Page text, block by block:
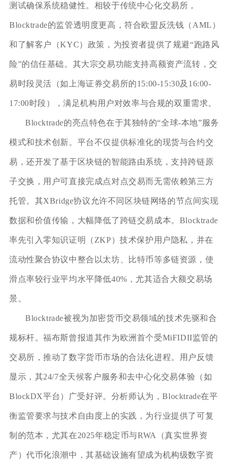
测试确保系统稳健性。相较于传统中心化交易所，
Blocktrade的监管透明度更高，符合欧盟反洗钱（AML）
和了解客户（KYC）政策，为投资者提供了规避“跑路风
险”的信任基础。其大宗交易功能支持高额资产流转，交
易时段灵活（如上海证券交易所的15:00-15:30及16:00-
17:00时段），满足机构用户对效率与合规的双重需求。
Blocktrade的亮点特色在于其独特的“全球-本地”服务
模式和技术创新。平台不仅提供标准化的现货与合约交
易，还开发了基于区块链的智能路由系统，支持跨链原
子交换，用户可直接完成点对点交易而无需依赖第三方
托管。其XBridge协议允许不同区块链网络的节点间实现
数据和价值传输，大幅降低了跨链交易成本。Blocktrade
率先引入零知识证明（ZKP）技术保护用户隐私，并在
流动性聚合协议中整合以太坊、比特币等多链资源，使
滑点率较行业平均水平降低40%，尤其适合大额交易场
景。
Blocktrade被视为加密货币交易领域的技术先驱和合
规标杆。福布斯曾报道其作为欧洲首个受MiFIDII监管的
交易所，推动了数字货币市场的合法化进程。用户反馈
显示，其24/7全天候客户服务和去中心化交易体验（如
BlockDX平台）广受好评。分析师认为，Blocktrade在平
衡监管要求与技术自由度上的实践，为行业提供了可复
制的范本，尤其在2025年稳定币与RWA（真实世界资
产）代币化浪潮中，其基础设施有望成为机构级数字资